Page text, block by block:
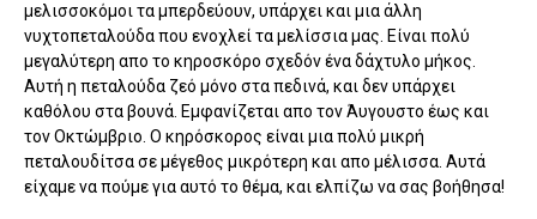
μελισσοκόμοι τα μπερδεύουν, υπάρχει και μια άλλη
νυχτοπεταλούδα που ενοχλεί τα μελίσσια μας. Είναι πολύ
μεγαλύτερη απο το κηροσκόρο σχεδόν ένα δάχτυλο μήκος.
Αυτή η πεταλούδα ζεό μόνο στα πεδινά, και δεν υπάρχει
καθόλου στα βουνά. Εμφανίζεται απο τον Άυγουστο έως και
τον Οκτώμβριο. Ο κηρόσκορος είναι μια πολύ μικρή
πεταλουδίτσα σε μέγεθος μικρότερη και απο μέλισσα. Αυτά
είχαμε να πούμε για αυτό το θέμα, και ελπίζω να σας βοήθησα!